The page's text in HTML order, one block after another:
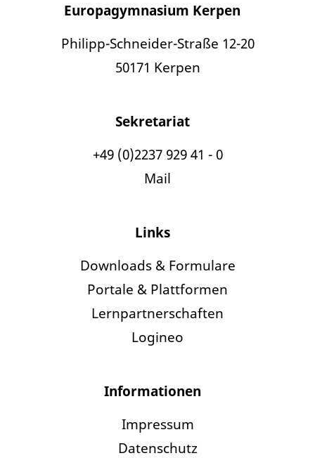
Europagymnasium Kerpen
Philipp-Schneider-Straße 12-20
50171 Kerpen
Sekretariat
+49 (0)2237 929 41 - 0
Mail
Links
Downloads & Formulare
Portale & Plattformen
Lernpartnerschaften
Logineo
Informationen
Impressum
Datenschutz